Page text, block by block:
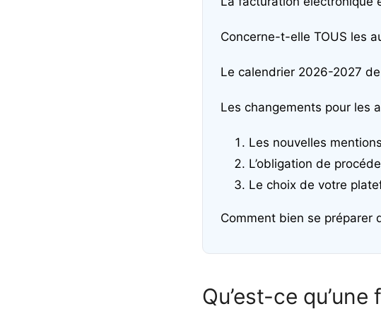
Concerne-t-elle TOUS les
Le calendrier 2026-2027
Les changements pour les
Les nouvelles
L’obligation de
Le choix de votre
Comment bien se préparer
Qu’est-ce